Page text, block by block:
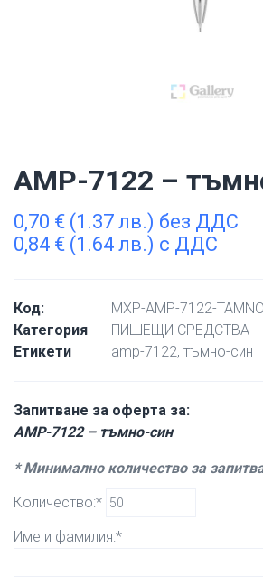
AMP-7122 –
0,70 € (1.37 лв.) без ДДС
0,84 € (1.64 лв.) с ДДС
Код:
MXP-AMP-7122-
Категория
ПИШЕЩИ СРЕДСТВА
Етикети
amp-7122, тъмно-син
Запитване за оферта за:
AMP-7122 – тъмно-син
* Минимално количество за
Количество:*
Име и фамилия:*